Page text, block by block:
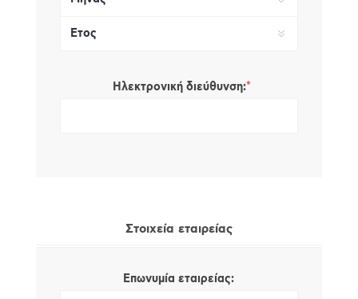
Ηλεκτρονική διεύθυνση:*
Στοιχεία εταιρείας
Επωνυμία εταιρείας: